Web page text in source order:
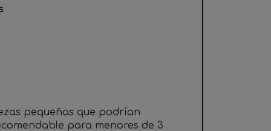
pequeñas que podrían
para menores de 3